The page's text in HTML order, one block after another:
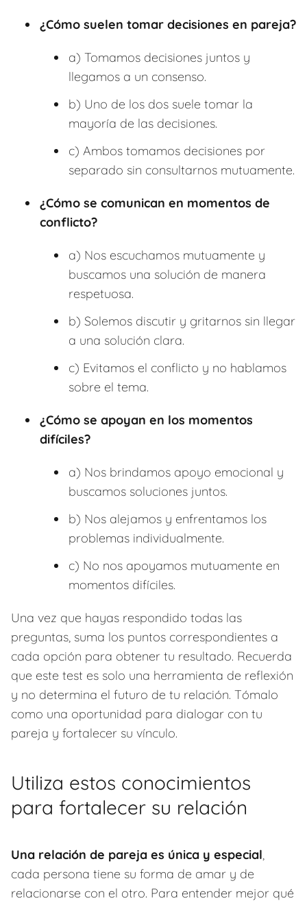
¿Cómo suelen tomar decisiones en pareja?
a) Tomamos decisiones juntos y
llegamos a un consenso.
b) Uno de los dos suele tomar la
mayoría de las decisiones.
c) Ambos tomamos decisiones por
separado sin consultarnos mutuamente.
¿Cómo se comunican en momentos de
conflicto?
a) Nos escuchamos mutuamente y
buscamos una solución de manera
respetuosa.
b) Solemos discutir y gritarnos sin llegar
a una solución clara.
c) Evitamos el conflicto y no hablamos
sobre el tema.
¿Cómo se apoyan en los momentos
difíciles?
a) Nos brindamos apoyo emocional y
buscamos soluciones juntos.
b) Nos alejamos y enfrentamos los
problemas individualmente.
c) No nos apoyamos mutuamente en
momentos difíciles.
Una vez que hayas respondido todas las
preguntas, suma los puntos correspondientes a
cada opción para obtener tu resultado. Recuerda
que este test es solo una herramienta de reflexión
y no determina el futuro de tu relación. Tómalo
como una oportunidad para dialogar con tu
pareja y fortalecer su vínculo.
Utiliza estos conocimientos
para fortalecer su relación
Una relación de pareja es única y especial,
cada persona tiene su forma de amar y de
relacionarse con el otro. Para entender mejor qué